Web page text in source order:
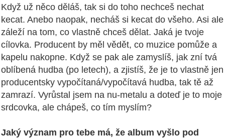
Když už něco děláš, tak si do toho nechceš nechat
kecat. Anebo naopak, necháš si kecat do všeho. Asi ale
záleží na tom, co vlastně chceš dělat. Jaká je tvoje
cílovka. Producent by měl vědět, co muzice pomůže a
kapelu nakopne. Když se pak ale zamyslíš, jak zní tvá
oblíbená hudba (po letech), a zjistíš, že je to vlastně jen
producentsky vypočítaná/vypočítavá hudba, tak tě až
zamrazí. Vyrůstal jsem na nu-metalu a doteď je to moje
srdcovka, ale chápeš, co tím myslím?
Jaký význam pro tebe má, že album vyšlo pod